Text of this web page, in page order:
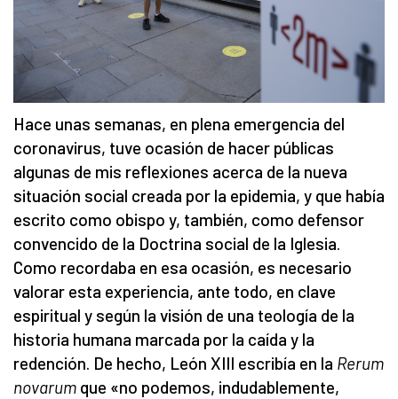
Hace unas semanas, en plena emergencia del
coronavirus, tuve ocasión de hacer públicas
algunas de mis reflexiones acerca de la nueva
situación social creada por la epidemia, y que había
escrito como obispo y, también, como defensor
convencido de la Doctrina social de la Iglesia.
Como recordaba en esa ocasión, es necesario
valorar esta experiencia, ante todo, en clave
espiritual y según la visión de una teología de la
historia humana marcada por la caída y la
redención. De hecho, León XIII escribía en la Rerum
novarum que «no podemos, indudablemente,